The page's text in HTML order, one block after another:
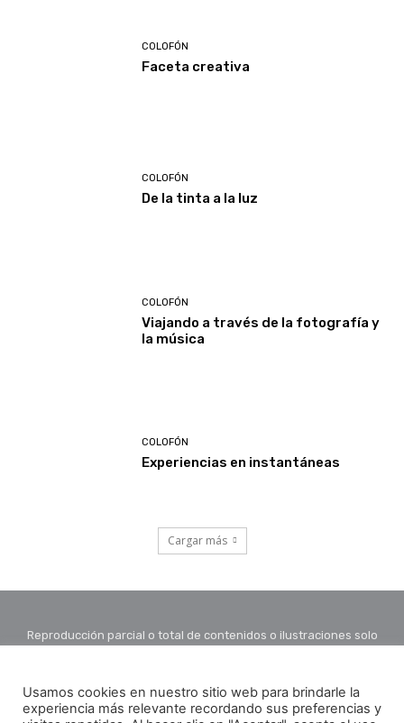
COLOFÓN
Faceta creativa
COLOFÓN
De la tinta a la luz
COLOFÓN
Viajando a través de la fotografía y
la música
COLOFÓN
Experiencias en instantáneas
Cargar más
Reproducción parcial o total de contenidos o ilustraciones solo
Usamos cookies en nuestro sitio web para brindarle la
experiencia más relevante recordando sus preferencias y